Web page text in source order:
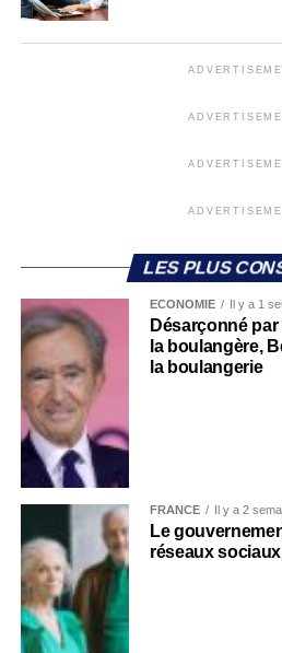
LES PLUS
ECONOMIE Il y a 1
Désarçonné
la boulangère,
la boulangerie
FRANCE Il y a 2
Le
réseaux